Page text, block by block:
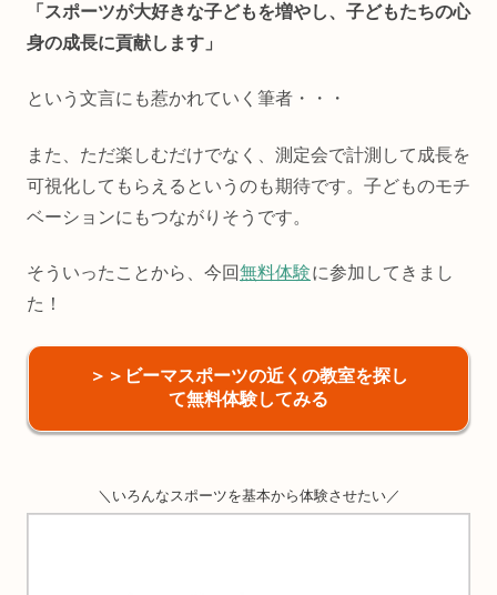
「スポーツが大好きな子どもを増やし、子どもたちの心
身の成長に貢献します」
という文言にも惹かれていく筆者・・・
また、ただ楽しむだけでなく、測定会で計測して成長を
可視化してもらえるというのも期待です。子どものモチ
ベーションにもつながりそうです。
そういったことから、今回無料体験に参加してきまし
た！
＞＞ビーマスポーツの近くの教室を探し
て無料体験してみる
＼いろんなスポーツを基本から体験させたい／